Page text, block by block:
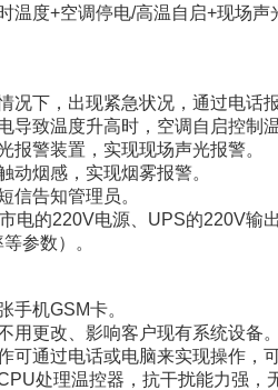
温度+空调停电/高温自启+现场
况下，出现紧急状况，通过电话
导致温度升高时，空调自启控制温
报警装置，实现现场声光报警。
动烟感，实现烟雾报警。
信告知管理员。
电的220V电源、UPS的220V输
参数）。
手机GSM卡。
用更改、影响客户现有系统设备。
可通过电话或电脑来实现操作，
处理温控器，抗干扰能力强，